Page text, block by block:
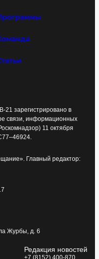
21 зарегистрировано в
связи, информационных
11 октября
Главный редактор:
Журбы, д. 6
Редакция новостей
+7 (8152) 400-870